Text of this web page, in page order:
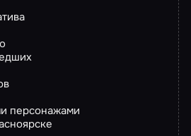
персонажами